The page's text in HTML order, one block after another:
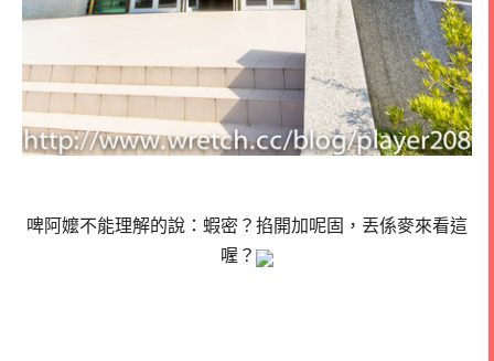
啤阿嬤不能理解的說：蝦密？掐開加呢固，丟係麥來看這
喔？